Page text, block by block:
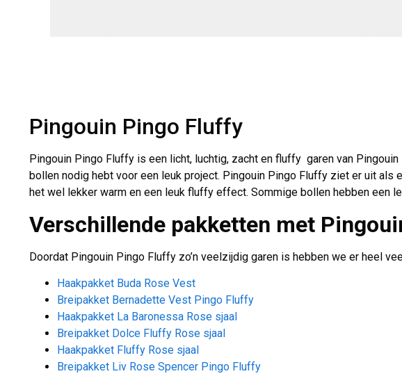
Pingouin Pingo Fluffy
Pingouin Pingo Fluffy is een licht, luchtig, zacht en fluffy garen van
bollen nodig hebt voor een leuk project. Pingouin Pingo Fluffy ziet er uit
het wel lekker warm en een leuk fluffy effect. Sommige bollen hebben een
Verschillende pakketten met
Doordat Pingouin Pingo Fluffy zo’n veelzijdig garen is hebben we er heel
Haakpakket Buda Rose Vest
Breipakket Bernadette Vest Pingo Fluffy
Haakpakket La Baronessa Rose sjaal
Breipakket Dolce Fluffy Rose sjaal
Haakpakket Fluffy Rose sjaal
Breipakket Liv Rose Spencer Pingo Fluffy